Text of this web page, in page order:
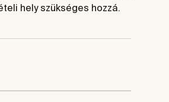
hely szükséges hozzá.